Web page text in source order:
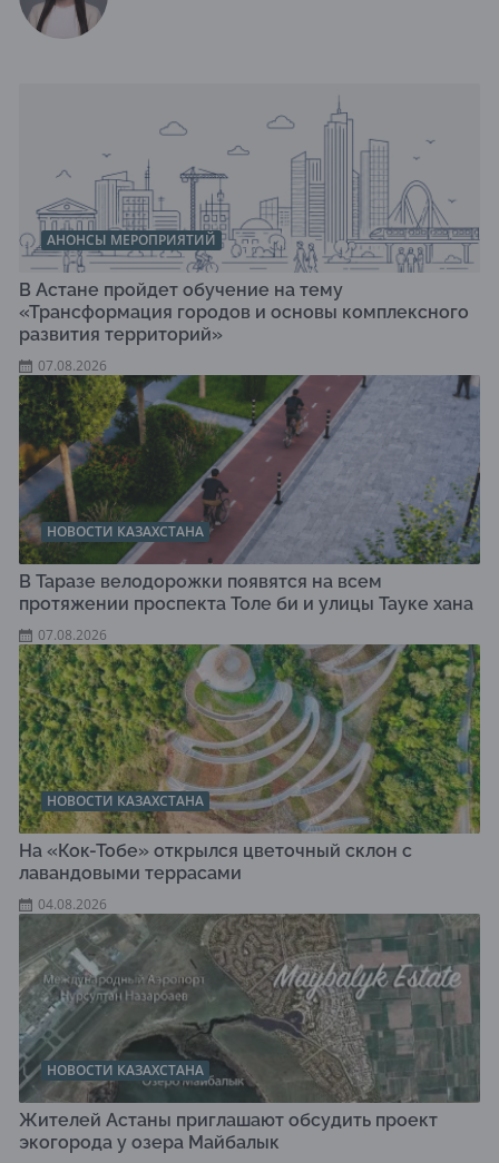
АНОНСЫ МЕРОПРИЯТИЙ
В Астане пройдет обучение на тему
«Трансформация городов и основы комплексного
развития территорий»
07.08.2026
НОВОСТИ КАЗАХСТАНА
В Таразе велодорожки появятся на всем
протяжении проспекта Толе би и улицы Тауке хана
07.08.2026
НОВОСТИ КАЗАХСТАНА
На «Кок-Тобе» открылся цветочный склон с
лавандовыми террасами
04.08.2026
НОВОСТИ КАЗАХСТАНА
Жителей Астаны приглашают обсудить проект
экогорода у озера Майбалык